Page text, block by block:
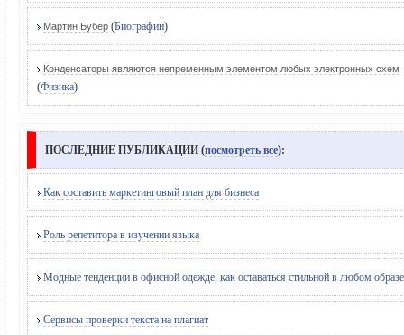
Мартин Бубер (Биографии)
Конденсаторы являются непременным элементом любых электронных схем
(Физика)
ПОСЛЕДНИЕ ПУБЛИКАЦИИ (посмотреть все):
Как составить маркетинговый план для бизнеса
Роль репетитора в изучении языка
Модные тенденции в офисной одежде, как оставаться стильной в любом образе
Сервисы проверки текста на плагиат